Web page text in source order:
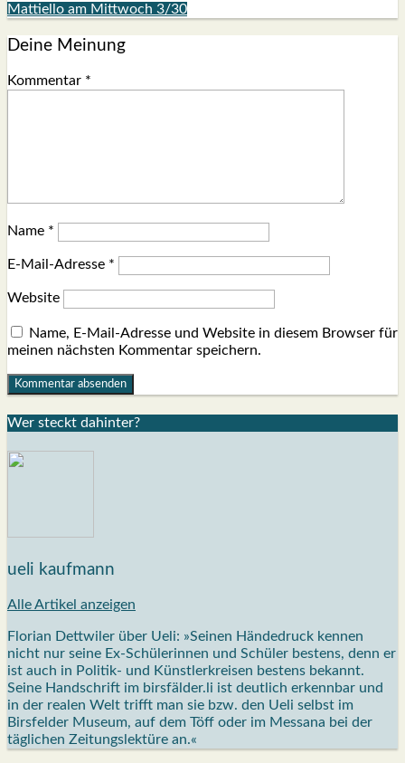
Mattiello am Mittwoch 3/30
Deine Meinung
Kommentar *
Name *
E-Mail-Adresse *
Website
Name, E-Mail-Adresse und Website in diesem Browser für
meinen nächsten Kommentar speichern.
Wer steckt dahin­ter?
ueli kaufmann
Alle Artikel anzeigen
Florian Dettwiler über Ueli: »Seinen Händedruck kennen
nicht nur seine Ex-Schülerinnen und Schüler bestens, denn er
ist auch in Politik- und Künstlerkreisen bestens bekannt.
Seine Handschrift im birsfälder.li ist deutlich erkennbar und
in der realen Welt trifft man sie bzw. den Ueli selbst im
Birsfelder Museum, auf dem Töff oder im Messana bei der
täglichen Zeitungslektüre an.«